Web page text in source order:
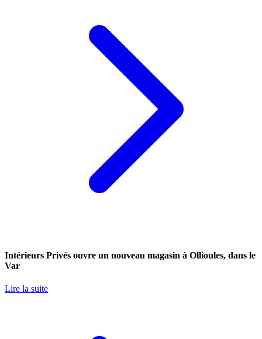
Intérieurs Privés ouvre un nouveau magasin à Ollioules, dans le
Var
Lire la suite